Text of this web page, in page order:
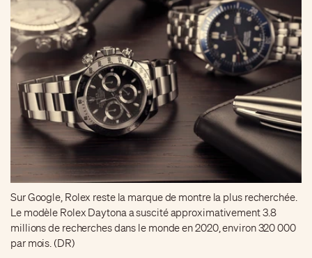
Sur Google, Rolex reste la marque de montre la plus recherchée.
Le modèle Rolex Daytona a suscité approximativement 3.8
millions de recherches dans le monde en 2020, environ 320 000
par mois. (DR)